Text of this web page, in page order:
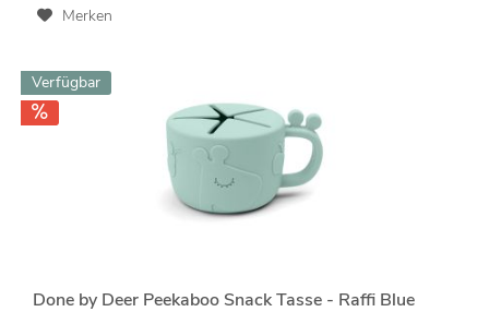
Merken
Verfügbar
Done by Deer Peekaboo Snack Tasse - Raffi Blue